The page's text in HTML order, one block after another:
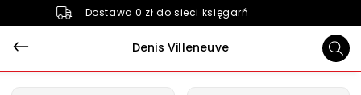
Dostawa 0 zł do sieci księgarń
Denis Villeneuve